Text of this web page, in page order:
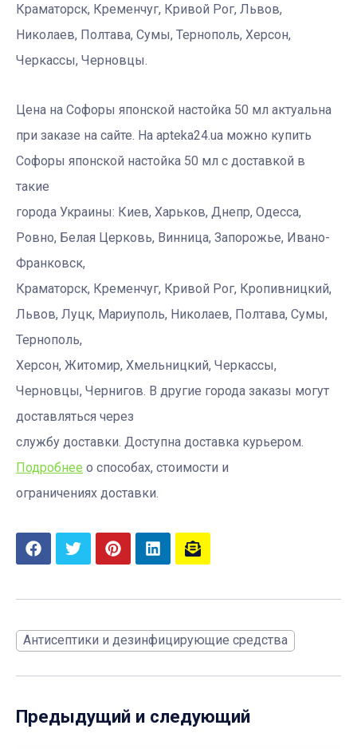
Краматорск, Кременчуг, Кривой Рог, Львов,
Николаев, Полтава, Сумы, Тернополь, Херсон,
Черкассы, Черновцы.
Цена на Софоры японской настойка 50 мл актуальна
при заказе на сайте. На apteka24.ua можно купить
Софоры японской настойка 50 мл с доставкой в
такие
города Украины: Киев, Харьков, Днепр, Одесса,
Ровно, Белая Церковь, Винница, Запорожье, Ивано-
Франковск,
Краматорск, Кременчуг, Кривой Рог, Кропивницкий,
Львов, Луцк, Мариуполь, Николаев, Полтава, Сумы,
Тернополь,
Херсон, Житомир, Хмельницкий, Черкассы,
Черновцы, Чернигов. В другие города заказы могут
доставляться через
службу доставки. Доступна доставка курьером.
Подробнее о способах, стоимости и
ограничениях доставки.
Антисептики и дезинфицирующие средства
Предыдущий и следующий